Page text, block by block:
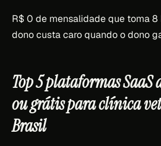
R$ 0 de mensalidade que toma
dono custa caro quando o dono
Top 5 plataformas SaaS
ou grátis para clínica
Brasil